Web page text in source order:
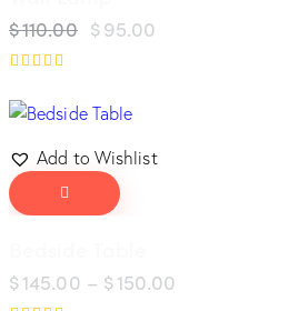
$110.00 $95.00
mit
4.00
Add to Wishlist
$145.00 – $150.00